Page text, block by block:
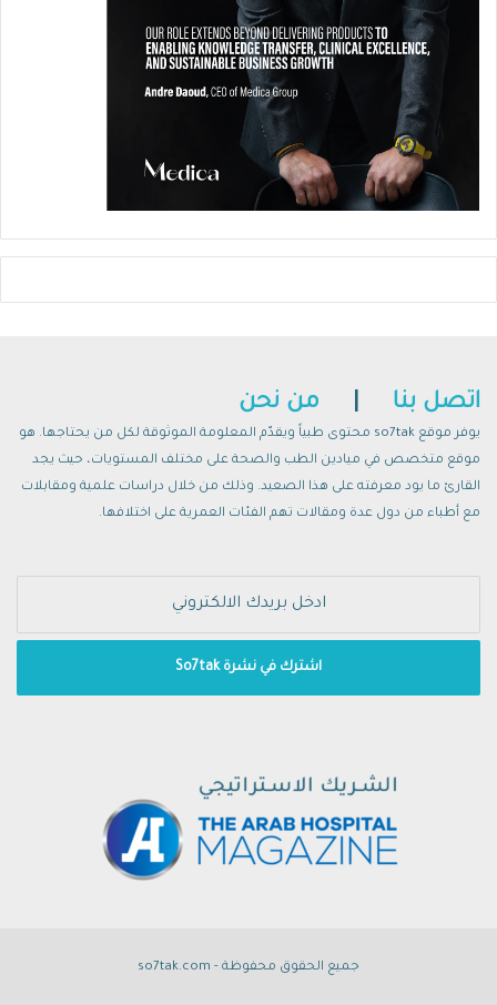
اتصل بنا من نحن
يوفر موقع so7tak محتوى طبياً ويقدّم المعلومة الموثوقة لكل من يحتاجها. هو
موقع متخصص في ميادين الطب والصحة على مختلف المستويات، حيث يجد
القارئ ما يود معرفته على هذا الصعيد. وذلك من خلال دراسات علمية ومقابلات
مع أطباء من دول عدة ومقالات تهم الفئات العمرية على اختلافها.
جميع الحقوق محفوظة - so7tak.com